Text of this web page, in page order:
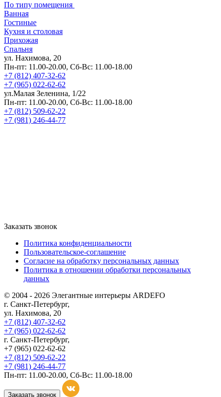
По типу помещения
Ванная
Гостиные
Кухня и столовая
Прихожая
Спальня
ул. Нахимова, 20
Пн-пт: 11.00-20.00, Сб-Вс: 11.00-18.00
+7 (812) 407-32-62
+7 (965) 022-62-62
ул.Малая Зеленина, 1/22
Пн-пт: 11.00-20.00, Сб-Вс: 11.00-18.00
+7 (812) 509-62-22
+7 (981) 246-44-77
Заказать звонок
Политика конфиденциальности
Пользовательское-соглашение
Согласие на обработку персональных данных
Политика в отношении обработки персональных
данных
© 2004 - 2026 Элегантные интерьеры ARDEFO
г. Санкт-Петербург,
ул. Нахимова, 20
+7 (812) 407-32-62
+7 (965) 022-62-62
г. Санкт-Петербург,
+7 (965) 022-62-62
+7 (812) 509-62-22
+7 (981) 246-44-77
Пн-пт: 11.00-20.00, Сб-Вс: 11.00-18.00
Заказать звонок